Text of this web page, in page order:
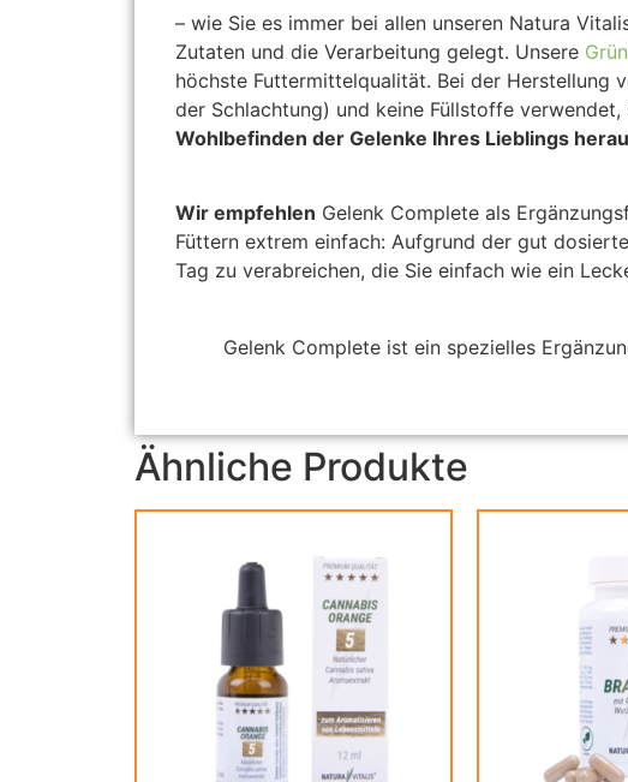
– wie Sie es immer bei allen unseren Natura
Zutaten und die Verarbeitung gelegt. Unsere
höchste Futtermittelqualität. Bei der Herstellung
der Schlachtung) und keine Füllstoffe
Wohlbefinden der Gelenke Ihres Lieblings
Wir empfehlen Gelenk Complete als
Füttern extrem einfach: Aufgrund der gut
Tag zu verabreichen, die Sie einfach wie ein
Gelenk Complete ist ein spezielles
Ähnliche Produkte